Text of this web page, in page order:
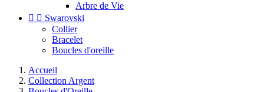
Arbre de Vie
  Swarovski
Collier
Bracelet
Boucles d'oreille
Accueil
Collection Argent